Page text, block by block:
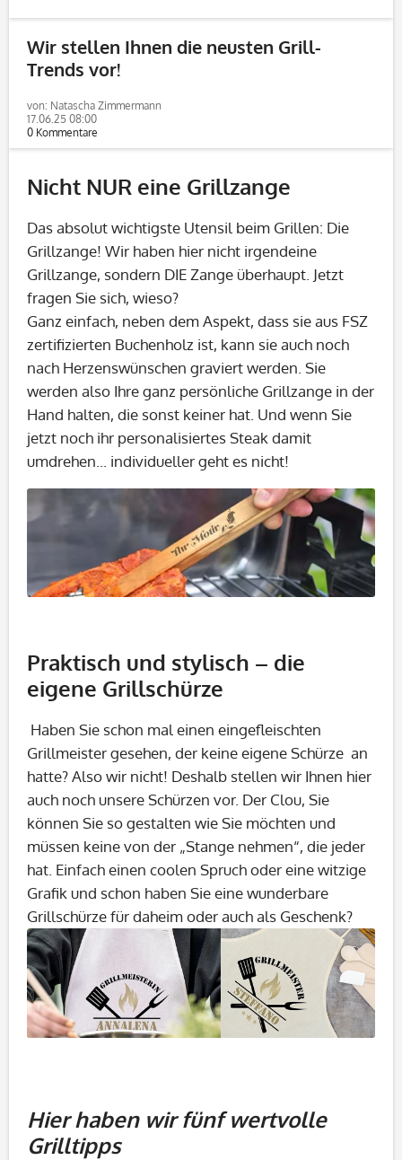
Wir stellen Ihnen die neusten Grill-
Trends vor!
von: Natascha Zimmermann
17.06.25 08:00
0 Kommentare
Nicht NUR eine Grillzange
Das absolut wichtigste Utensil beim Grillen: Die
Grillzange! Wir haben hier nicht irgendeine
Grillzange, sondern DIE Zange überhaupt. Jetzt
fragen Sie sich, wieso?
Ganz einfach, neben dem Aspekt, dass sie aus FSZ
zertifizierten Buchenholz ist, kann sie auch noch
nach Herzenswünschen graviert werden. Sie
werden also Ihre ganz persönliche Grillzange in der
Hand halten, die sonst keiner hat. Und wenn Sie
jetzt noch ihr personalisiertes Steak damit
umdrehen... individueller geht es nicht!
Praktisch und stylisch – die
eigene Grillschürze
Haben Sie schon mal einen eingefleischten
Grillmeister gesehen, der keine eigene Schürze an
hatte? Also wir nicht! Deshalb stellen wir Ihnen hier
auch noch unsere Schürzen vor. Der Clou, Sie
können Sie so gestalten wie Sie möchten und
müssen keine von der „Stange nehmen“, die jeder
hat. Einfach einen coolen Spruch oder eine witzige
Grafik und schon haben Sie eine wunderbare
Grillschürze für daheim oder auch als Geschenk?
Hier haben wir fünf wertvolle
Grilltipps